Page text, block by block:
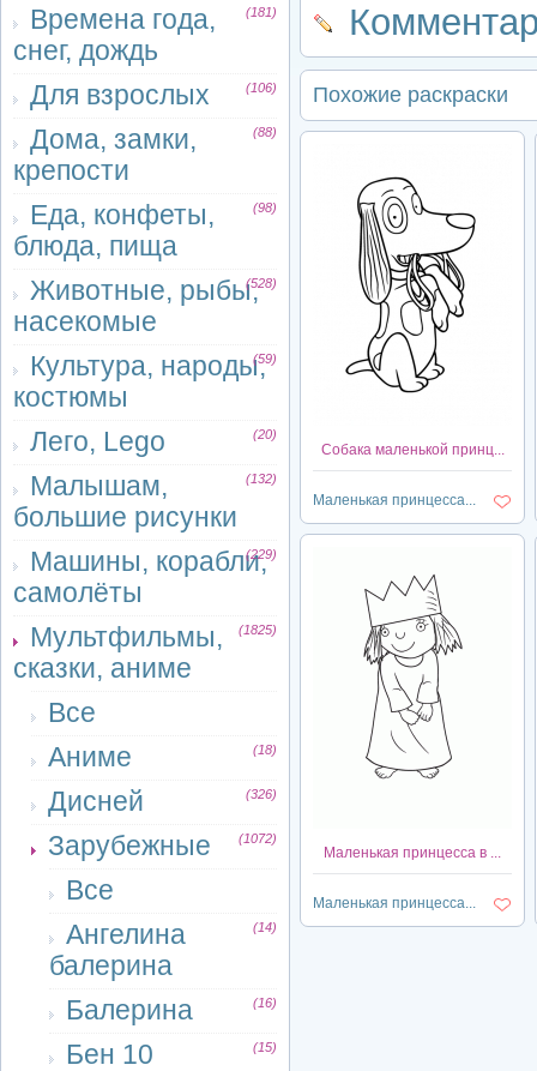
Времена года,
снег, дождь
(181)
Для взрослых (106)
Дома, замки,
крепости
(88)
Еда, конфеты,
блюда, пища
(98)
Животные, рыбы,
насекомые
(528)
Культура, народы,
костюмы
(59)
Лего, Lego (20)
Малышам,
большие рисунки
(132)
Машины, корабли,
самолёты
(229)
Мультфильмы,
сказки, аниме
(1825)
Все
Аниме
(18)
Дисней (326)
Зарубежные (1072)
Все
Ангелина
балерина
(14)
Балерина (16)
Бен 10 (15)
Похожие раскраски
Собака маленькой принц...
Маленькая принцесса...
Маленькая принцесса в ...
Маленькая принцесса...